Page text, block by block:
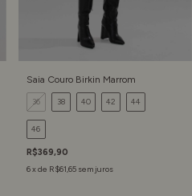
Saia Couro Birkin Marrom
36 38 40 42 44
46
R$369,90
6x de R$61,65 sem juros